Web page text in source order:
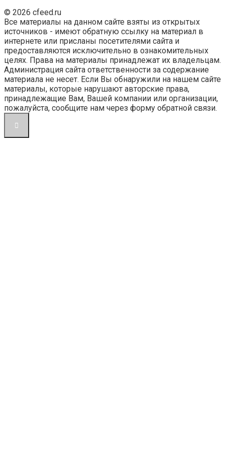
© 2026 cfeed.ru
Все материалы на данном сайте взяты из открытых
источников - имеют обратную ссылку на материал в
интернете или присланы посетителями сайта и
предоставляются исключительно в ознакомительных
целях. Права на материалы принадлежат их владельцам.
Администрация сайта ответственности за содержание
материала не несет. Если Вы обнаружили на нашем сайте
материалы, которые нарушают авторские права,
принадлежащие Вам, Вашей компании или организации,
пожалуйста, сообщите нам через форму обратной связи.